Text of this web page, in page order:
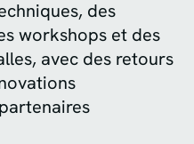
des
workshops et des
avec des retours